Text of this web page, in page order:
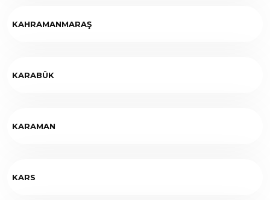
KAHRAMANMARAŞ
KARABÜK
KARAMAN
KARS